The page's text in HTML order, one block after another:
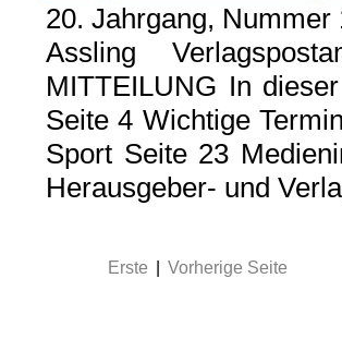
20. Jahrgang, Nummer
Assling
MITTEILUNG In
Seite 4 Wichtige
Sport Seite 23
Herausgeber- und
Erste
Vorherige Seite